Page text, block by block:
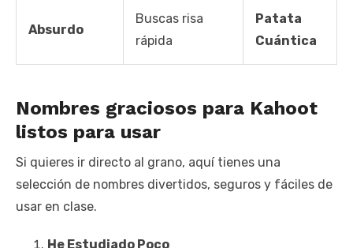
Absurdo
Buscas risa
rápida
Patata
Cuántica
Nombres graciosos para Kahoot
listos para usar
Si quieres ir directo al grano, aquí tienes una
selección de nombres divertidos, seguros y fáciles de
usar en clase.
He Estudiado Poco